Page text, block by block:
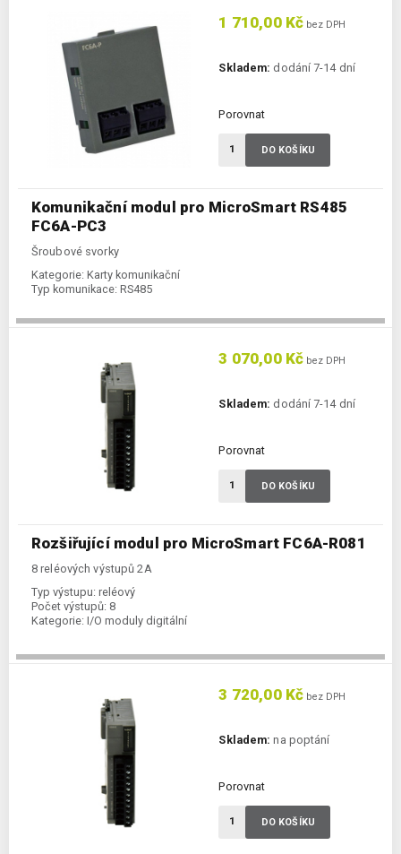
Komunikační modul pro MicroSmart RS485
FC6A-PC3
Šroubové svorky
Kategorie: Karty komunikační
Typ komunikace: RS485
1 710,00 Kč bez DPH
Skladem: dodání 7-14 dní
Porovnat
DO KOŠÍKU
Rozšiřující modul pro MicroSmart FC6A-R081
8 reléových výstupů 2A
Typ výstupu: reléový
Počet výstupů: 8
Kategorie: I/O moduly digitální
3 070,00 Kč bez DPH
Skladem: dodání 7-14 dní
Porovnat
DO KOŠÍKU
3 720,00 Kč bez DPH
Skladem: na poptání
Porovnat
DO KOŠÍKU